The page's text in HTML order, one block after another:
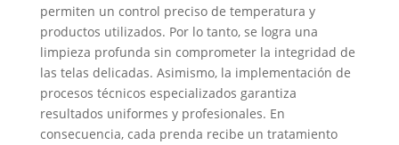
permiten un control preciso de temperatura y
productos utilizados. Por lo tanto, se logra una
limpieza profunda sin comprometer la integridad de
las telas delicadas. Asimismo, la implementación de
procesos técnicos especializados garantiza
resultados uniformes y profesionales. En
consecuencia, cada prenda recibe un tratamiento